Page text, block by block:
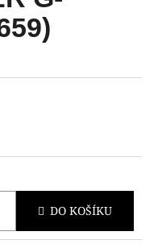
DO KOŠÍKU